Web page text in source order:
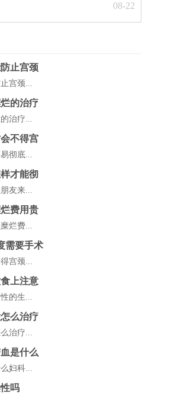
08-22
止宫颈
宫颈...
的治疗
治疗...
不得宫
彻底...
才能彻
友来...
费用贵
烂费...
需要手术
宫颈...
上注意
的生...
么治疗
治疗...
是什么
妇科...
吗